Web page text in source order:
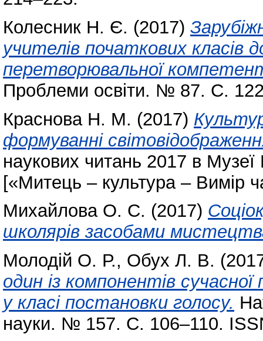
Колесник Н. Є. (2017)
учителів початкових
перетворювальної
Проблеми освіти. № 87. С.
Краснова Н. М. (2017)
формуванні
наукових читань 2017 в
[«Митець – культура – Вимір
Михайлова О. С. (2017)
школярів засобами
Молодій О. Р., Обух Л. В.
один із компонентів
у класі постановки голосу.
науки. № 157. С. 106–110.